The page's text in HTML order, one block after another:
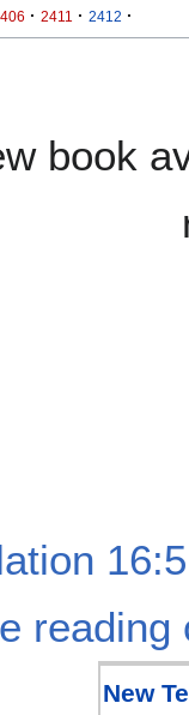
· 2411 · 2412 ·
book
reading
New